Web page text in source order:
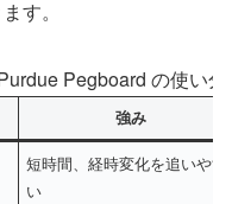
す。
Pegboard の使い
強み
短時間、経時変化を追いやす
い